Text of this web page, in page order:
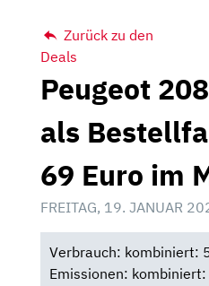
Zurück zu den
Deals
Peugeot
als
69 Euro im
FREITAG, 19. JANUAR
Verbrauch: kombiniert:
Emissionen: